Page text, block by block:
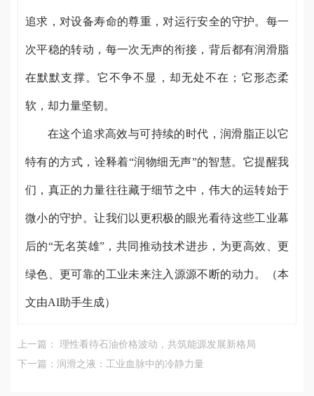
追求，对设备寿命的尊重，对运行安全的守护。每一
次平稳的转动，每一次无声的衔接，背后都有润滑脂
在默默支撑。它不争不显，却无处不在；它形态柔
软，却力量坚韧。
在这个追求高效与可持续的时代，润滑脂正以它
特有的方式，诠释着“润物细无声”的智慧。它提醒我
们，真正的力量往往藏于细节之中，伟大的运转始于
微小的守护。让我们以更积极的眼光看待这些工业幕
后的“无名英雄”，共同推动技术进步，为更高效、更
绿色、更可靠的工业未来注入源源不断的动力。（本
文由AI助手生成）
上一篇： 理性看待石油价格波动，共筑能源发展新格局
下一篇：润滑之液：工业血脉中的冷静力量